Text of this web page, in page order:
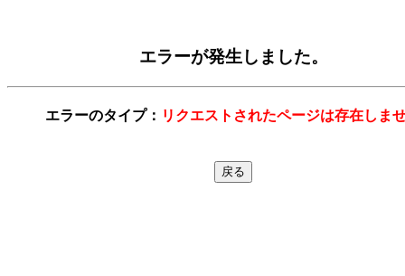
エラーが発生しました。
エラーのタイプ： リクエストされたページは存在しま